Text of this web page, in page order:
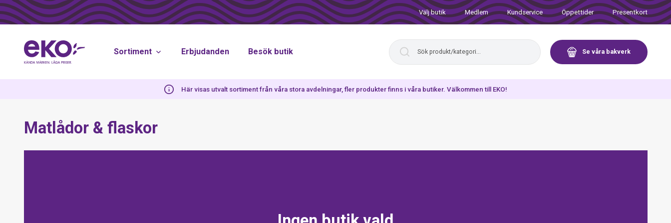
Välj butik Medlem Kundservice Öppettider Presentkort
Sortiment Erbjudanden Besök butik Se våra bakverk
Här visas utvalt sortiment från våra stora avdelningar, fler produkter finns i våra butiker. Välkommen till EKO!
Matlådor & flaskor